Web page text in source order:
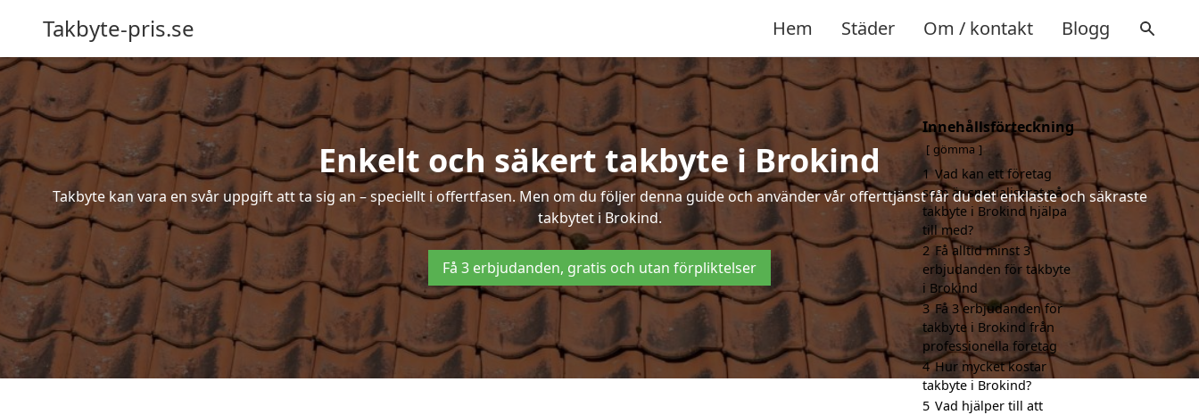
Takbyte-pris.se Hem Städer Om / kontakt Blogg
Enkelt och säkert takbyte i Brokind
Takbyte kan vara en svår uppgift att ta sig an – speciellt i offertfasen. Men om du följer denna guide och använder vår offerttjänst får du det enklaste och säkraste
takbytet i Brokind.
Få 3 erbjudanden, gratis och utan förpliktelser
Innehållsförteckning
gömma
1 Vad kan ett företag
som är specialiserat på
takbyte i Brokind hjälpa
till med?
2 Få alltid minst 3
erbjudanden för takbyte
i Brokind
3 Få 3 erbjudanden för
takbyte i Brokind från
professionella företag
4 Hur mycket kostar
takbyte i Brokind?
5 Vad hjälper till att